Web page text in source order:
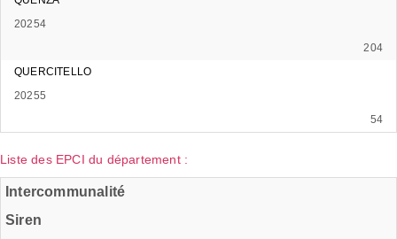
20254
204
QUERCITELLO
20255
54
Liste des EPCI du département :
Intercommunalité
Siren